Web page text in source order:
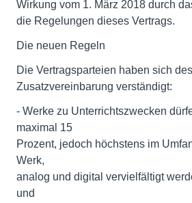
Wirkung vom 1. März 2018 durch
die Regelungen dieses Vertrags.
Die neuen Regeln
Die Vertragsparteien haben sich
Zusatzvereinbarung verständigt:
- Werke zu Unterrichtszwecken
maximal 15
Prozent, jedoch höchstens im
Werk,
analog und digital vervielfältigt
und